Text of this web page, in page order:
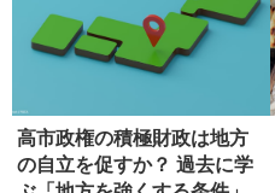
高市政権の積極財政は地方
の自立を促すか？ 過去に学